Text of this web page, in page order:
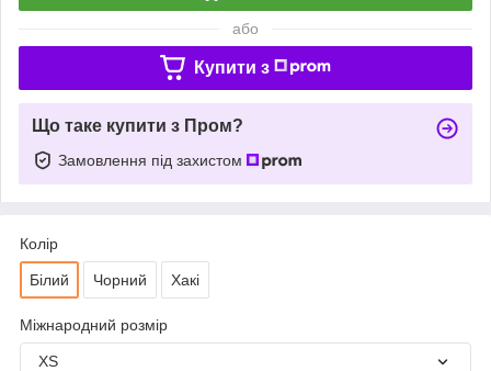
або
Купити з
Що таке купити з Пром?
Замовлення під захистом
Колір
Білий Чорний Хакі
Міжнародний розмір
XS